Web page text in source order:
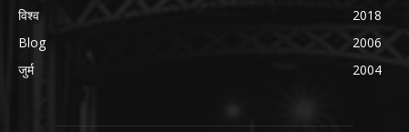
विश्व
2018
Blog
2006
जुर्म
2004